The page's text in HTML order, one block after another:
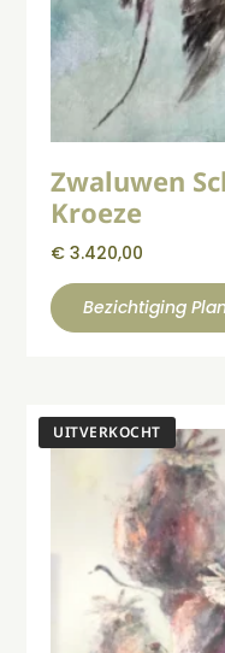
Zwaluwen
Kroeze
€ 3.420,00
Bezichtiging